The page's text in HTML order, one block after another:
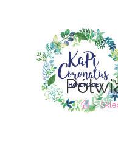
>